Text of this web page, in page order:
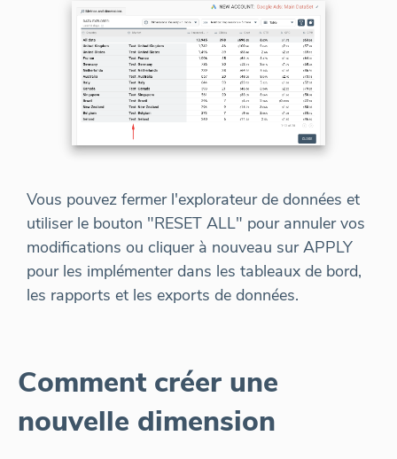
Vous pouvez fermer l'explorateur de données et
utiliser le bouton "RESET ALL" pour annuler vos
modifications ou cliquer à nouveau sur APPLY
pour les implémenter dans les tableaux de bord,
les rapports et les exports de données.
Comment créer une
nouvelle dimension